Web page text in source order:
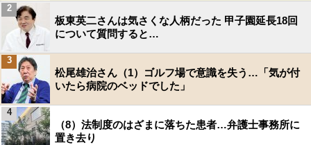
板東英二さんは気さくな人柄だった 甲子園延長18回
について質問すると…
2
松尾雄治さん（1）ゴルフ場で意識を失う…「気が付
いたら病院のベッドでした」
3
（8）法制度のはざまに落ちた患者…弁護士事務所に
置き去り
4